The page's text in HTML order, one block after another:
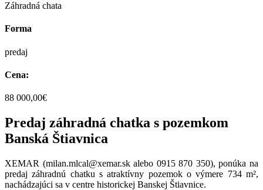
Záhradná chata
Forma
predaj
Cena:
88 000,00€
Predaj záhradná chatka s pozemkom
Banská Štiavnica
XEMAR (milan.mlcal@xemar.sk alebo 0915 870 350), ponúka na
predaj záhradnú chatku s atraktívny pozemok o výmere 734 m²,
nachádzajúci sa v centre historickej Banskej Štiavnice.